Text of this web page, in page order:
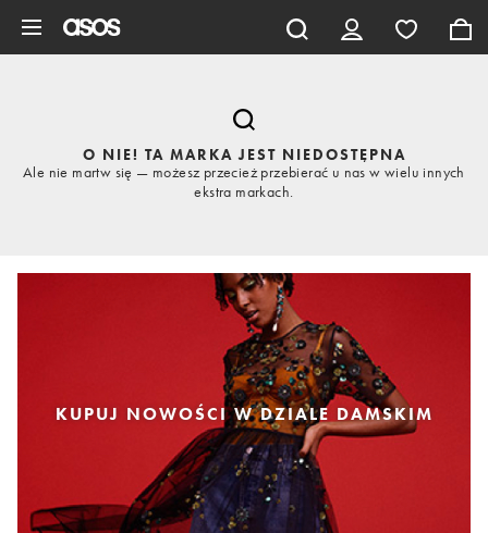
O NIE! TA MARKA JEST NIEDOSTĘPNA
Ale nie martw się — możesz przecież przebierać u nas w wielu innych
ekstra markach.
KUPUJ NOWOŚCI W DZIALE DAMSKIM